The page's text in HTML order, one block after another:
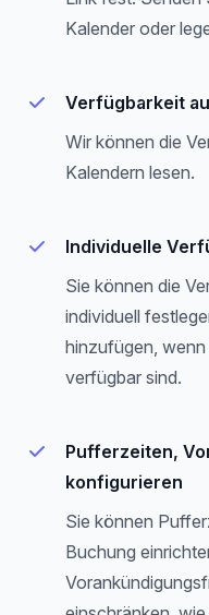
Kalender oder
Verfügbarkeit
Wir können die
Kalendern lesen.
Individuelle
Sie können die
individuell
hinzufügen,
verfügbar sind.
Pufferzeiten,
konfigurieren
Sie können
Buchung